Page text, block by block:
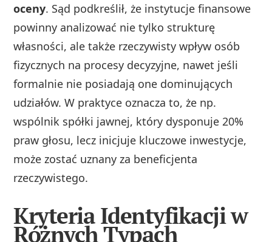
oceny. Sąd podkreślił, że instytucje finansowe
powinny analizować nie tylko strukturę
własności, ale także rzeczywisty wpływ osób
fizycznych na procesy decyzyjne, nawet jeśli
formalnie nie posiadają one dominujących
udziałów. W praktyce oznacza to, że np.
wspólnik spółki jawnej, który dysponuje 20%
praw głosu, lecz inicjuje kluczowe inwestycje,
może zostać uznany za beneficjenta
rzeczywistego.
Kryteria Identyfikacji w
Różnych Typach